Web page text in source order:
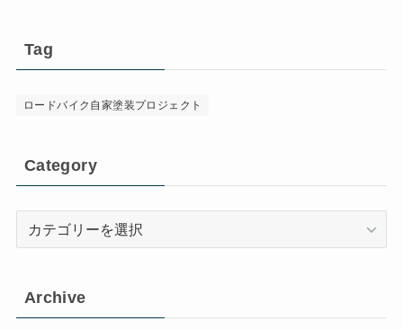
Tag
ロードバイク自家塗装プロジェクト
Category
Category
Archive